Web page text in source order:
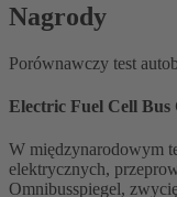
Nagrody
Porównawczy test
Electric Fuel Cell Bus
W międzynarodowym
elektrycznych,
Omnibusspiegel,